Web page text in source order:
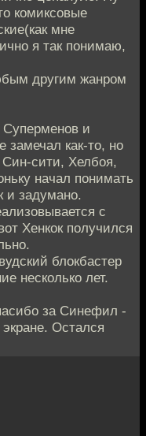
комиксовые
мне
я так понимаю,
другим жанром
Суперменов и
как-то, но
сити, Хелбоя,
начал понимать
и задумано.
с
Хенкок получился
блокбастер
несколько лет.
за Синефил -
Остался